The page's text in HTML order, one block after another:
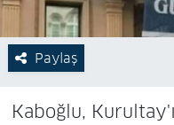
Paylaş
Kaboğlu,